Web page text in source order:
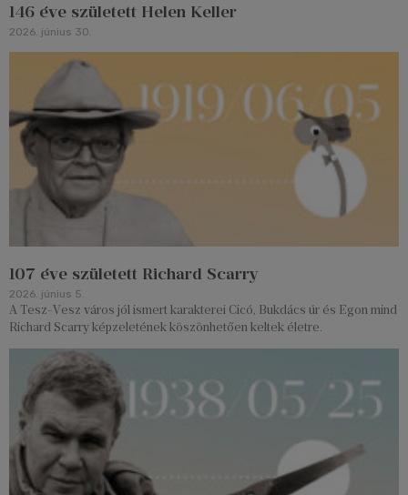
146 éve született Helen Keller
2026. június 30.
107 éve született Richard Scarry
2026. június 5.
A Tesz-Vesz város jól ismert karakterei Cicó, Bukdács úr és Egon mind
Richard Scarry képzeletének köszönhetően keltek életre.